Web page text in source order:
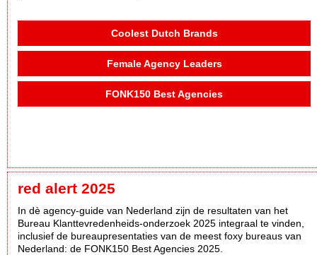
Coolest Dutch Brands
Female Agency Leaders
FONK150 Best Agencies
red alert 2025
In dè agency-guide van Nederland zijn de resultaten van het
Bureau Klanttevredenheids-onderzoek 2025 integraal te vinden,
inclusief de bureaupresentaties van de meest foxy bureaus van
Nederland: de FONK150 Best Agencies 2025.